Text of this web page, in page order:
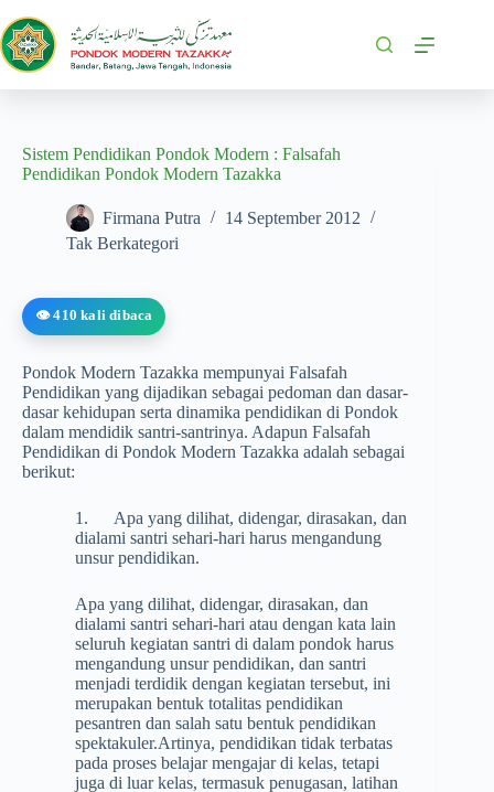
Sistem Pendidikan Pondok Modern : Falsafah
Pendidikan Pondok Modern Tazakka
Firmana Putra
14 September 2012
Tak Berkategori
👁️ 410 kali dibaca
Pondok Modern Tazakka mempunyai Falsafah
Pendidikan yang dijadikan sebagai pedoman dan dasar-
dasar kehidupan serta dinamika pendidikan di Pondok
dalam mendidik santri-santrinya. Adapun Falsafah
Pendidikan di Pondok Modern Tazakka adalah sebagai
berikut:
1. Apa yang dilihat, didengar, dirasakan, dan
dialami santri sehari-hari harus mengandung
unsur pendidikan.
Apa yang dilihat, didengar, dirasakan, dan
dialami santri sehari-hari atau dengan kata lain
seluruh kegiatan santri di dalam pondok harus
mengandung unsur pendidikan, dan santri
menjadi terdidik dengan kegiatan tersebut, ini
merupakan bentuk totalitas pendidikan
pesantren dan salah satu bentuk pendidikan
spektakuler.Artinya, pendidikan tidak terbatas
pada proses belajar mengajar di kelas, tetapi
juga di luar kelas, termasuk penugasan, latihan